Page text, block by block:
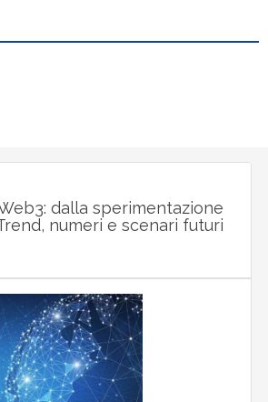
dalla sperimentazione
numeri e scenari futuri